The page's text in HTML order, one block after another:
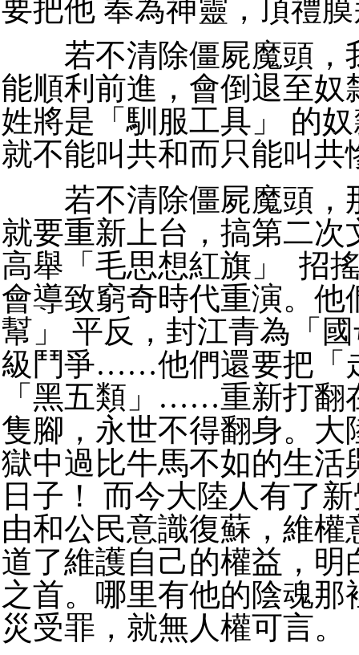
要把他 奉為神靈，頂禮
若不清除僵屍魔頭，
能順利前進，會倒退至奴
姓將是「馴服工具」 的
就不能叫共和而只能叫共
若不清除僵屍魔頭，
就要重新上台，搞第二次
高舉「毛思想紅旗」 招
會導致窮奇時代重演。他
幫」 平反，封江青為「
級鬥爭……他們還要把「
「黑五類」……重新打翻
隻腳，永世不得翻身。大
獄中過比牛馬不如的生活
日子！ 而今大陸人有了
由和公民意識復蘇，維權
道了維護自己的權益，明
之首。哪里有他的陰魂那
災受罪，就無人權可言。